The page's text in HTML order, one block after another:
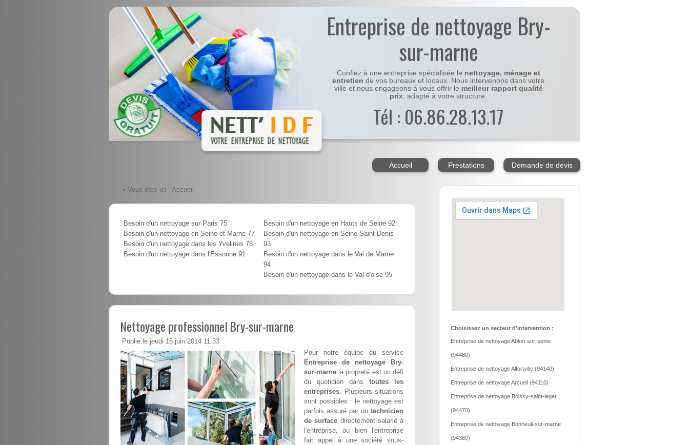
Entreprise de nettoyage Bry-
sur-marne
Confiez à une entreprise spécialisée le nettoyage, ménage et
entretien de vos bureaux et locaux. Nous intervenons dans votre
ville et nous engageons à vous offrir le meilleur rapport qualité
prix, adapté à votre structure.
Tél : 06.86.28.13.17
Accueil Prestations Demande de devis
• Vous êtes ici : Accueil
Besoin d'un nettoyage sur Paris 75
Besoin d'un nettoyage en Seine et Marne 77
Besoin d'un nettoyage dans les Yvelines 78
Besoin d'un nettoyage dans l'Essonne 91
Besoin d'un nettoyage en Hauts de Seine 92
Besoin d'un nettoyage en Seine Saint Denis
93
Besoin d'un nettoyage dans le Val de Marne
94
Besoin d'un nettoyage dans le Val d'oise 95
Nettoyage professionnel Bry-sur-marne
Publié le jeudi 15 juin 2014 11:33
Pour notre équipe du service
Entreprise de nettoyage Bry-
sur-marne la propreté est un défi
du quotidien dans toutes les
entreprises. Plusieurs situations
sont possibles : le nettoyage est
parfois assuré par un technicien
de surface directement salarié à
l'entreprise, ou bien l'entreprise
fait appel à une société sous-
Choisissez un secteur d'intervention :
Entreprise de nettoyage Ablon-sur-seine
(94480)
Entreprise de nettoyage Alfortville (94140)
Entreprise de nettoyage Arcueil (94110)
Entreprise de nettoyage Boissy-saint-leger
(94470)
Entreprise de nettoyage Bonneuil-sur-marne
(94380)